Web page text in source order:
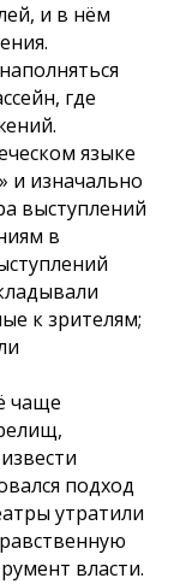
и в нём
где
языке
и изначально
выступлений
в
к зрителям;
чаще
подход
утратили
власти.